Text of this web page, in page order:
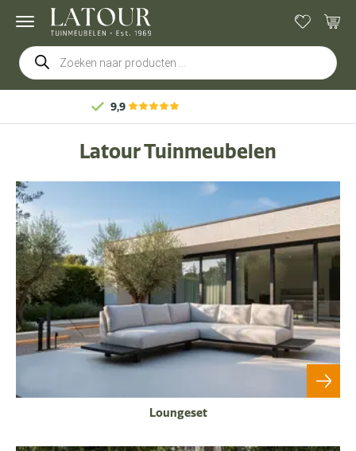
Producten
zoeken
Gratisbezorging & montage
Latour Tuinmeubelen
Loungeset